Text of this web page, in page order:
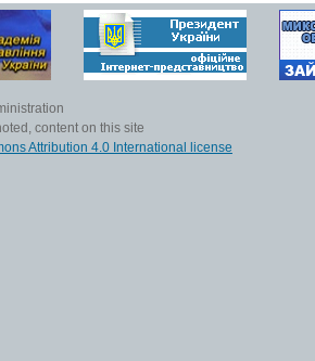
content on this site
Attribution 4.0 International license